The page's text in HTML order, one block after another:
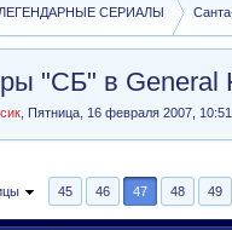
ЛЕГЕНДАРНЫЕ СЕРИАЛЫ
"СБ" в General
,Пятница, 16 февраля 2007,
45 46 47 48 49